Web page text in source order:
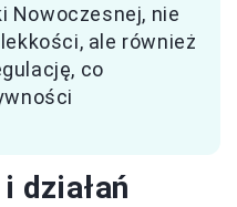
Nowoczesnej, nie
ale również
co
działań